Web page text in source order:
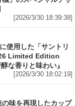
[2026/3/30 18:39:38]
完熟梅」を贅沢に使
山崎蒸溜所貯蔵梅
Edition 750ml」の
せる芳醇な香りと味